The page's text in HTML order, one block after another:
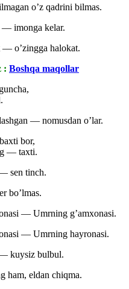
o’z qadrini bilmas.
— imonga kelar.
— o’zingga halokat.
: Boshqa maqollar
— nomusdan o’lar.
bor,
— taxti.
sen tinch.
bo’lmas.
— Umrning g’amxonasi.
— Umrning hayronasi.
kuysiz bulbul.
ham, eldan chiqma.